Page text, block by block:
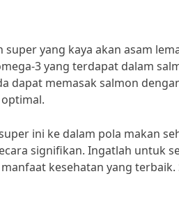
yang kaya akan asam
3 yang terdapat dalam
dapat memasak salmon
ini ke dalam pola makan
signifikan. Ingatlah untuk
kesehatan yang